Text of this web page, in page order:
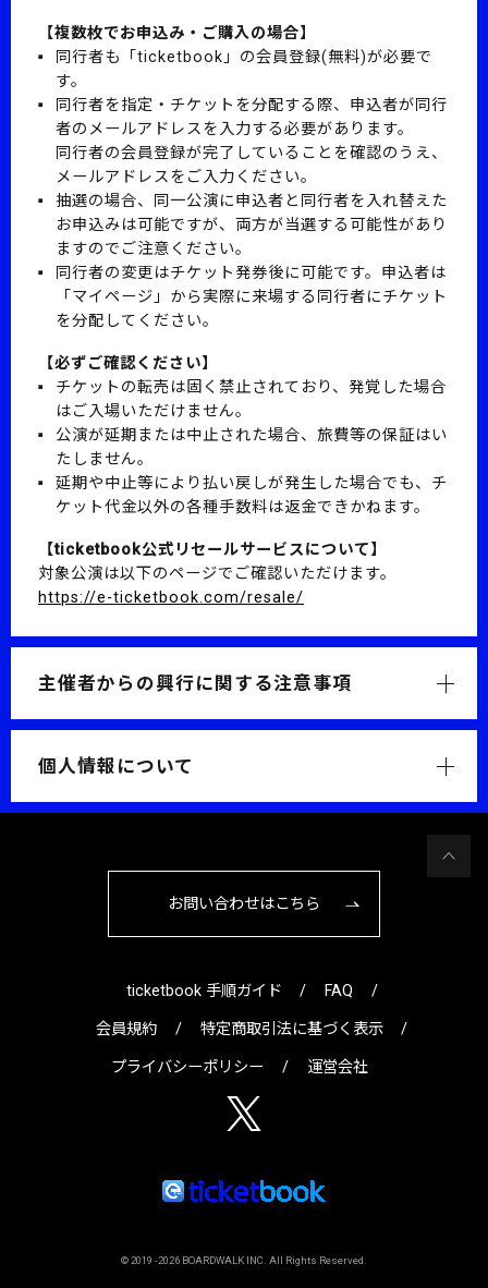
【複数枚でお申込み・ご購入の場合】
同行者も「ticketbook」の会員登録(無料)が必要で
す。
同行者を指定・チケットを分配する際、申込者が同行
者のメールアドレスを入力する必要があります。
同行者の会員登録が完了していることを確認のうえ、
メールアドレスをご入力ください。
抽選の場合、同一公演に申込者と同行者を入れ替えた
お申込みは可能ですが、両方が当選する可能性があり
ますのでご注意ください。
同行者の変更はチケット発券後に可能です。申込者は
「マイページ」から実際に来場する同行者にチケット
を分配してください。
【必ずご確認ください】
チケットの転売は固く禁止されており、発覚した場合
はご入場いただけません。
公演が延期または中止された場合、旅費等の保証はい
たしません。
延期や中止等により払い戻しが発生した場合でも、チ
ケット代金以外の各種手数料は返金できかねます。
【ticketbook公式リセールサービスについて】
対象公演は以下のページでご確認いただけます。
https://e-ticketbook.com/resale/
主催者からの興行に関する注意事項
個人情報について
お問い合わせはこちら
ticketbook 手順ガイド FAQ
会員規約 特定商取引法に基づく表示
プライバシーポリシー 運営会社
© 2019 -2026 BOARDWALK INC. All Rights Reserved.